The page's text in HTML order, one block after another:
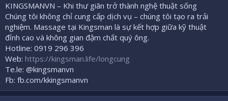
KINGSMANVN – Khi thư giãn trở thành nghệ thuật sống
Chúng tôi không chỉ cung cấp dịch vụ – chúng tôi tạo ra trải
nghiệm. Massage tại Kingsman là sự kết hợp giữa kỹ thuật
đỉnh cao và không gian đậm chất quý ông.
Hotline: 0919 296 396
Web: https://kingsman.life/longcung
Te.le: @kingsmanvn
Fb: fb.com/kkingsmanvn